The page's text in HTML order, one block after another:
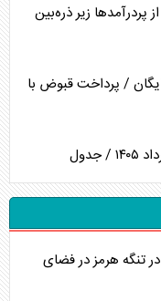
پردرآمد‌ها زیر ذره‌بین
/ پرداخت قبوض با
در تنگه هرمز در فضای